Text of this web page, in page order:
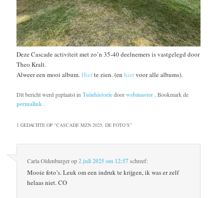
Deze Cascade activiteit met zo’n 35-40 deelnemers is vastgelegd door
Theo Kralt.
Alweer een mooi album.Hierte zien. (enhiervoor alle albums).
Dit bericht werd geplaatst inTuinhistoriedoorwebmaster . Bookmark de
permalink .
1 GEDACHTE OP “CASCADE MZN 2025, DE FOTO’S”
Carla Oldenburgerop2 juli 2025 om 12:57schreef:
Mooie foto’s. Leuk om een indruk te krijgen, ik was er zelf
helaas niet. CO